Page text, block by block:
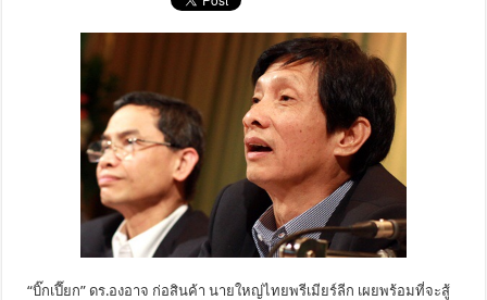
“บิ๊กเปี๊ยก” ดร.องอาจ ก่อสินค้า นายใหญ่ไทยพรีเมียร์ลีก เผยพร้อมที่จะสู้